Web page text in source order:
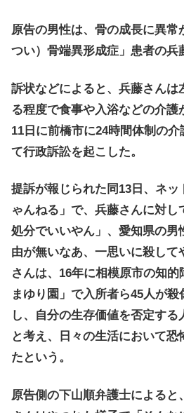
原告の男性は、骨の成長に異常
つい）骨端異形成症」患者の兵
訴状などによると、兵藤さんは
る程度で食事や入浴などの介護
11日に前橋市に24時間体制の
て行政訴訟を起こした。
提訴が報じられた同13日、ネッ
ゃんねる」で、兵藤さんに対し
処分でいいやん」、愛知県の男
由が無いなあ、一思いに殺して
さんは、16年に相模原市の知
まゆり園」で入所者ら45人が
し、自分の生存価値を否定す
と考え、日々の生活において恐
たという。
原告側の下山順弁護士によると